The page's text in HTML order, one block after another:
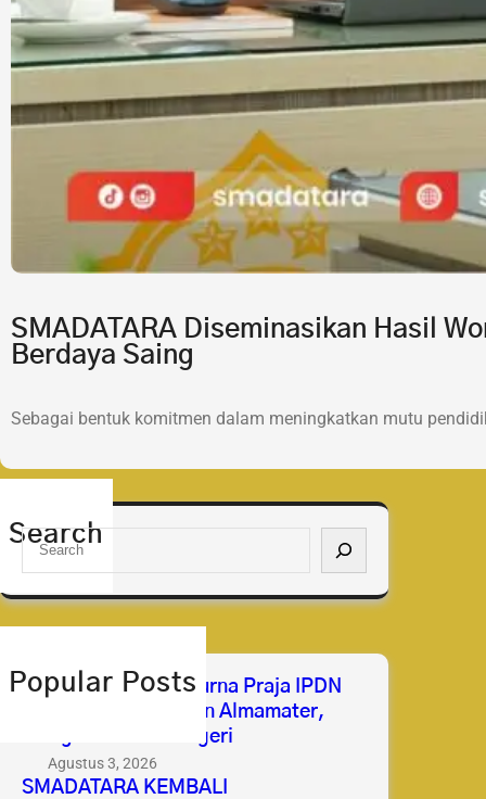
SMADATARA Diseminasikan Hasil
Berdaya Saing
Sebagai bentuk komitmen dalam meningkatkan mutu
Search
S
a
h
Popular Posts
Selamat & Sukses Purna Praja IPDN
2026 Membanggakan Almamater,
Mengabdi untuk Negeri
Agustus 3, 2026
SMADATARA KEMBALI